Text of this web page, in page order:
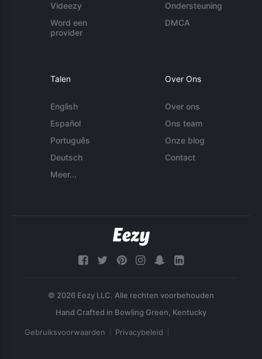
Videezy
Word een
provider
Ondersteuning
DMCA
Talen
English
Español
Português
Deutsch
Meer...
Over Ons
Over ons
Ons team
Onze blog
Contact
© 2026 Eezy LLC. Alle rechten voorbehouden
Gebruiksvoorwaarden Privacybeleid